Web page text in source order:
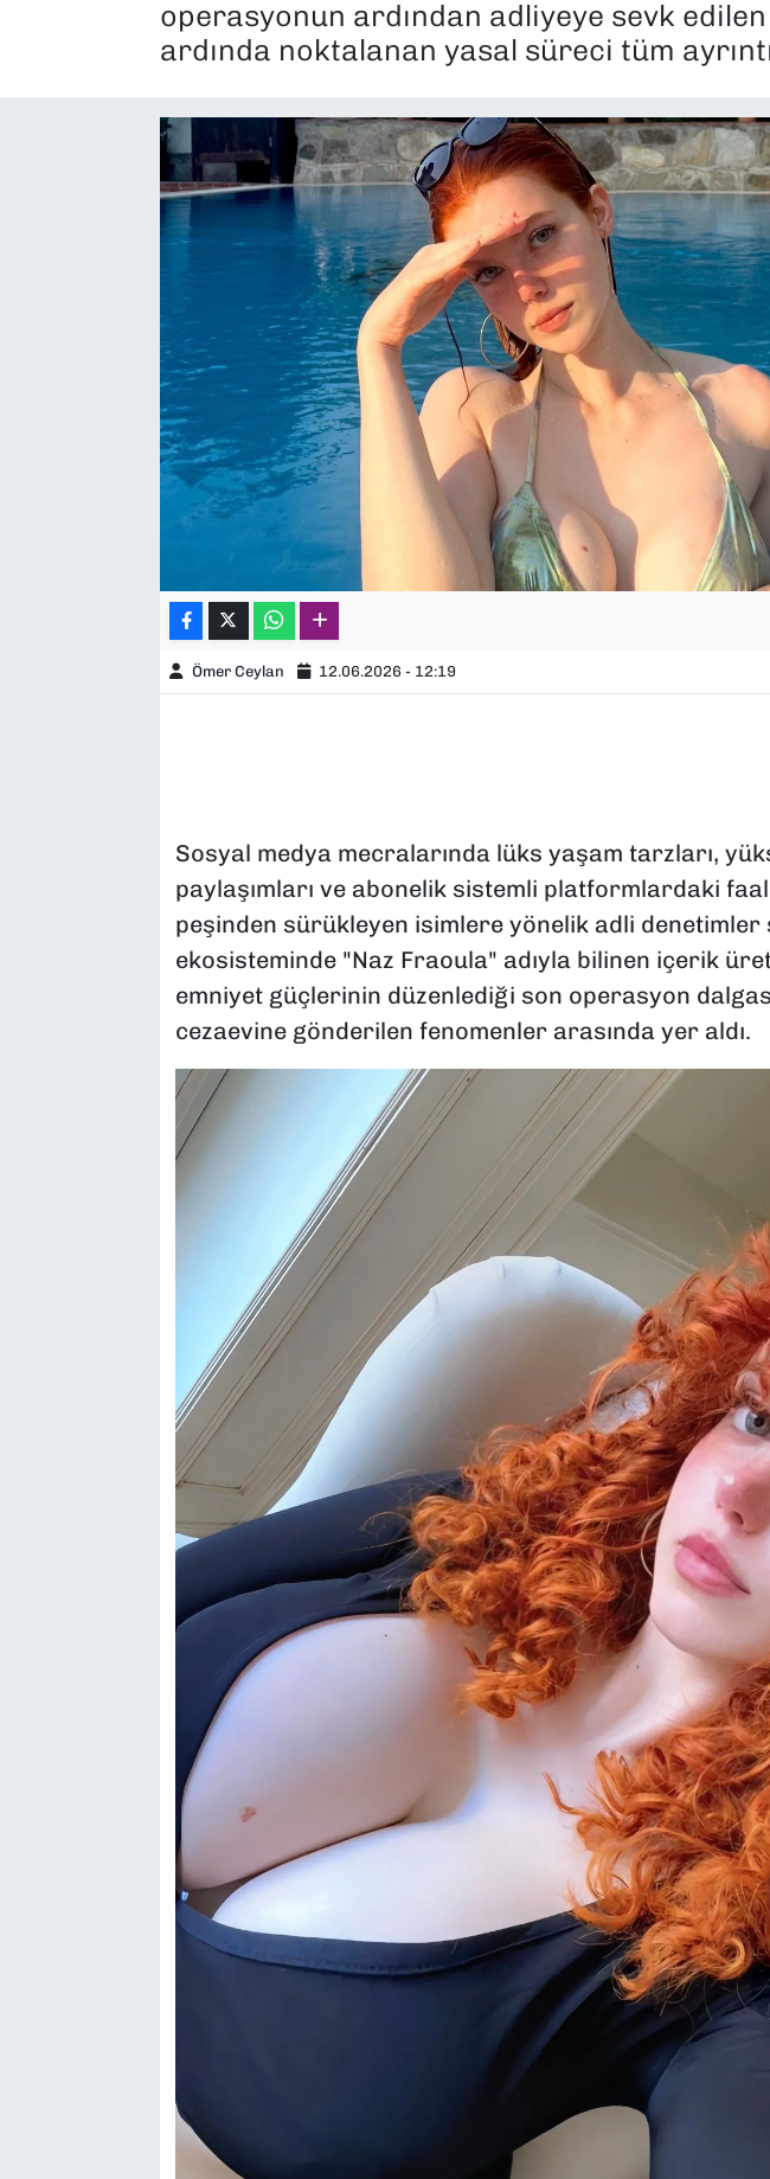
operasyonun ardından adliyeye sevk
ardında noktalanan yasal süreci tüm
Ömer Ceylan 12.06.2026 - 12:19
Sosyal medya mecralarında lüks yaşam tarzları,
paylaşımları ve abonelik sistemli platformlardaki
peşinden sürükleyen isimlere yönelik adli denetimler
ekosisteminde "Naz Fraoula" adıyla bilinen içerik
emniyet güçlerinin düzenlediği son operasyon
cezaevine gönderilen fenomenler arasında yer aldı.
TEKNOLOJİ